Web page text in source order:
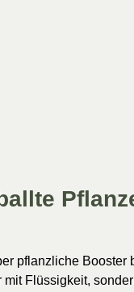
pflanzliche
Flüssigkeit,